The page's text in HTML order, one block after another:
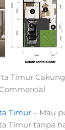
Timur
Timur – Mau
Timur tanpa